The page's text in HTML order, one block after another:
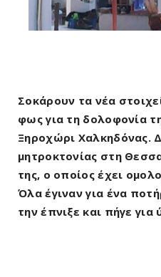
Σοκάρουν τα νέα
φως για τη δολοφονία
Ξηροχώρι Χαλκηδόνας.
μητροκτονίας στη
της, ο οποίος έχει
Όλα έγιναν για ένα
την έπνιξε και πήγε